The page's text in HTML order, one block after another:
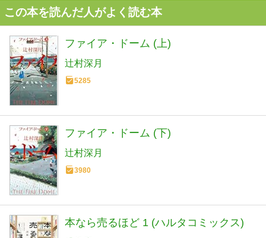
この本を読んだ人がよく読む本
ファイア・ドーム (上)
辻村深月
5285
ファイア・ドーム (下)
辻村深月
3980
本なら売るほど 1 (ハルタコミックス)